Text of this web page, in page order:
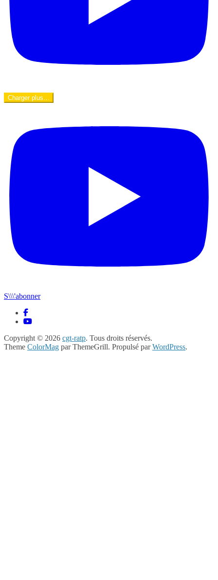
Charger plus…
S\\\'abonner
Copyright © 2026 cgt-ratp. Tous droits réservés.
Theme ColorMag par ThemeGrill. Propulsé parWordPress.